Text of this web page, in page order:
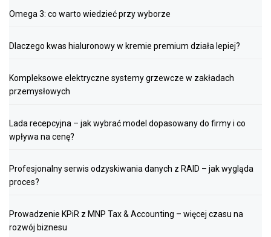
Omega 3: co warto wiedzieć przy wyborze
Dlaczego kwas hialuronowy w kremie premium działa lepiej?
Kompleksowe elektryczne systemy grzewcze w zakładach
przemysłowych
Lada recepcyjna – jak wybrać model dopasowany do firmy i co
wpływa na cenę?
Profesjonalny serwis odzyskiwania danych z RAID – jak wygląda
proces?
Prowadzenie KPiR z MNP Tax & Accounting – więcej czasu na
rozwój biznesu